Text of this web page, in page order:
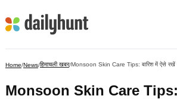
Home/News/हिमाचली खबर/Monsoon Skin Care Tips: बारिश में ऐसे रखें
Monsoon Skin Care Tips: